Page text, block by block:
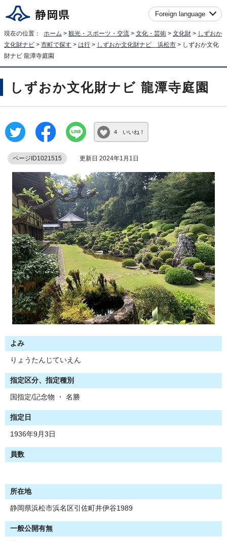
Foreign language
現在の位置： ホーム > 観光・スポーツ・交流 > 文化・芸術 > 文化財 > しずおか
文化財ナビ > 市町で探す > は行 > しずおか文化財ナビ 浜松市 > しずおか文化
財ナビ 龍潭寺庭園
しずおか文化財ナビ 龍潭寺庭園
4 いいね！
ページID1021515 更新日 2024年1月1日
よみ
りょうたんじていえん
指定区分、指定種別
国指定/記念物 ・ 名勝
指定日
1936年9月3日
員数
所在地
静岡県浜松市浜名区引佐町井伊谷1989
一般公開有無